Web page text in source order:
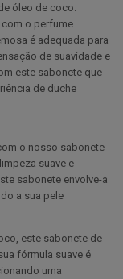
óleo de coco.
com o perfume
é adequada para
de suavidade e
este sabonete que
de duche
o nosso sabonete
suave e
sabonete envolve-a
a sua pele
este sabonete de
fórmula suave é
uma